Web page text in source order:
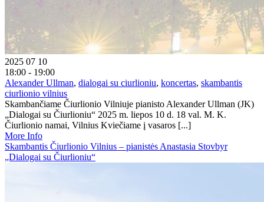
2025 07 10
18:00 - 19:00
Alexander Ullman, dialogai su ciurlioniu, koncertas, skambantis
ciurlionio vilnius
Skambančiame Čiurlionio Vilniuje pianisto Alexander Ullman (JK)
„Dialogai su Čiurlioniu“ 2025 m. liepos 10 d. 18 val. M. K.
Čiurlionio namai, Vilnius Kviečiame į vasaros [...]
More Info
Skambantis Čiurlionio Vilnius – pianistės Anastasia Stovbyr
„Dialogai su Čiurlioniu“